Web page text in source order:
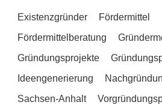
Existenzgründer
Fördermittel
Fördermittelberatung
Gründungsprojekte
Ideengenerierung
Sachsen-Anhalt